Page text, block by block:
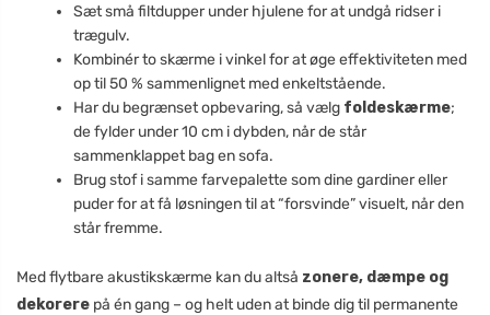
Sæt små filtdupper under hjulene for at undgå ridser i
trægulv.
Kombinér to skærme i vinkel for at øge effektiviteten med
op til 50 % sammenlignet med enkeltstående.
Har du begrænset opbevaring, så vælg foldeskærme;
de fylder under 10 cm i dybden, når de står
sammenklappet bag en sofa.
Brug stof i samme farvepalette som dine gardiner eller
puder for at få løsningen til at “forsvinde” visuelt, når den
står fremme.
Med flytbare akustikskærme kan du altså zonere, dæmpe og
dekorere på én gang – og helt uden at binde dig til permanente